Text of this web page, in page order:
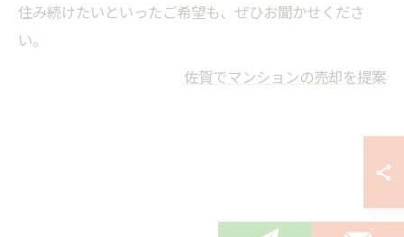
住み続けたいといったご希望も、ぜひお聞かせくださ
い。
佐賀でマンションの売却を提案